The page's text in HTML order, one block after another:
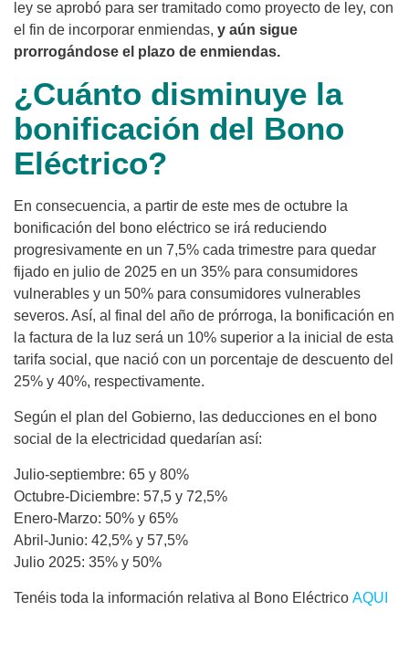
ley se aprobó para ser tramitado como proyecto de ley, con
el fin de incorporar enmiendas, y aún sigue
prorrogándose el plazo de enmiendas.
¿Cuánto disminuye la
bonificación del Bono
Eléctrico?
En consecuencia, a partir de este mes de octubre la
bonificación del bono eléctrico se irá reduciendo
progresivamente en un 7,5% cada trimestre para quedar
fijado en julio de 2025 en un 35% para consumidores
vulnerables y un 50% para consumidores vulnerables
severos. Así, al final del año de prórroga, la bonificación en
la factura de la luz será un 10% superior a la inicial de esta
tarifa social, que nació con un porcentaje de descuento del
25% y 40%, respectivamente.
Según el plan del Gobierno, las deducciones en el bono
social de la electricidad quedarían así:
Julio-septiembre: 65 y 80%
Octubre-Diciembre: 57,5 y 72,5%
Enero-Marzo: 50% y 65%
Abril-Junio: 42,5% y 57,5%
Julio 2025: 35% y 50%
Tenéis toda la información relativa al Bono Eléctrico AQUI